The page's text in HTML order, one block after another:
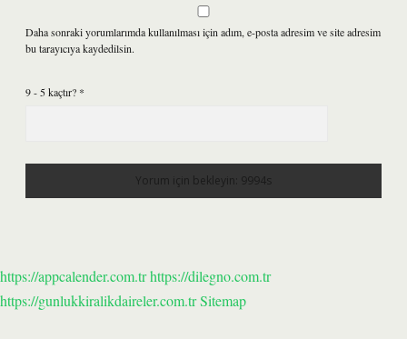
Daha sonraki yorumlarımda kullanılması için adım, e-posta adresim ve site adresim
bu tarayıcıya kaydedilsin.
9 - 5 kaçtır? *
https://appcalender.com.trhttps://dilegno.com.tr
https://gunlukkiralikdaireler.com.trSitemap